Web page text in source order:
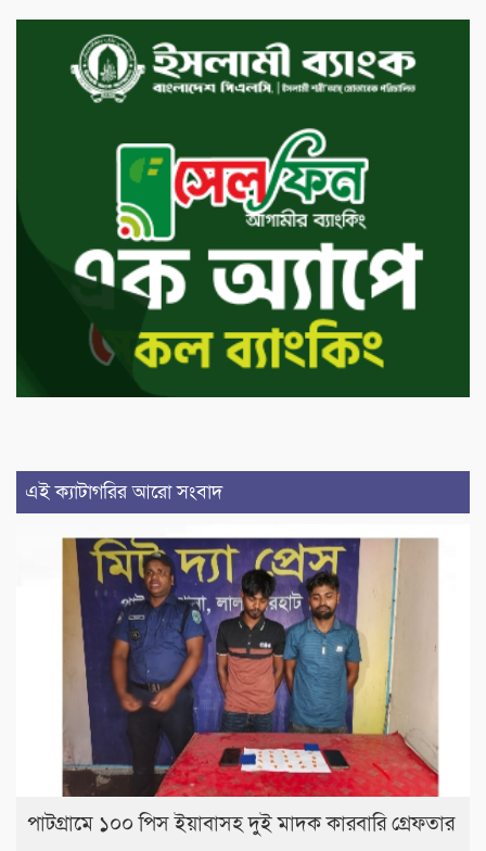
এই ক্যাটাগরির আরো সংবাদ
পাটগ্রামে ১০০ পিস ইয়াবাসহ দুই মাদক কারবারি গ্রেফতার